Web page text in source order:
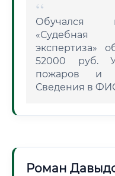
Обучался
«Судебная
экспертиза»
52000 руб.
пожаров и
Сведения в
Роман